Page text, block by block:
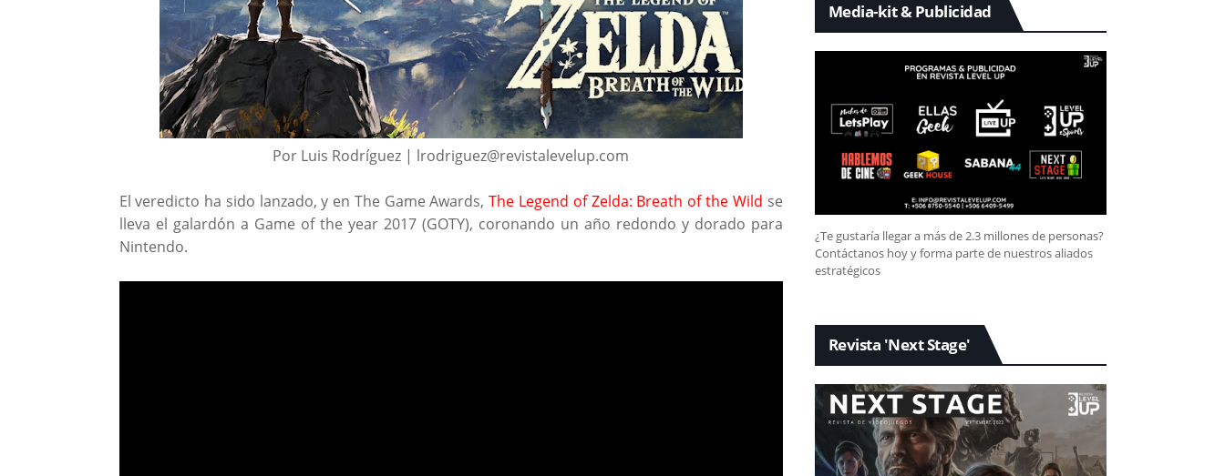
Por Luis Rodríguez | lrodriguez@revistalevelup.com
El veredicto ha sido lanzado, y en The Game Awards,The Legend of Zelda: Breath of the Wild se
lleva el galardón a Game of the year 2017 (GOTY), coronando un año redondo y dorado para
Nintendo.
Media-kit & Publicidad
¿Te gustaría llegar a más de 2.3 millones de personas?
Contáctanos hoy y forma parte de nuestros aliados
estratégicos
Revista 'Next Stage'